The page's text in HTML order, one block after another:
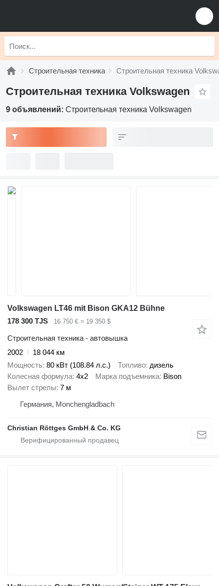
Строительная техника Строительная техника
Строительная техника Volkswagen
9 объявлений: Строительная техника Volkswagen
Volkswagen LT46 mit Bison GKA12 Bühne
178 300 TJS
16 750 € ≈ 19 350 $
Строительная техника - автовышка
2002
18 044 км
Мощность 80 кВт (108.84 л.с.) Топливо дизель
Колесная формула 4x2 Марка подъемника Bison
Вылет стрелы 7 м
Германия, Monchengladbach
Christian Röttges GmbH & Co. KG